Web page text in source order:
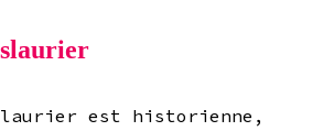
est historienne,